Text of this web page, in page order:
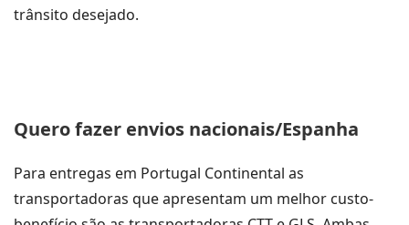
trânsito desejado.
Quero fazer envios nacionais/Espanha
Para entregas em Portugal Continental as
transportadoras que apresentam um melhor custo-